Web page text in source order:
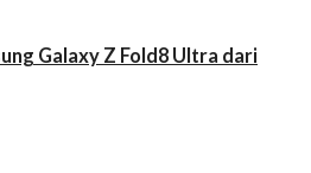
Galaxy Z Fold8 Ultra dari